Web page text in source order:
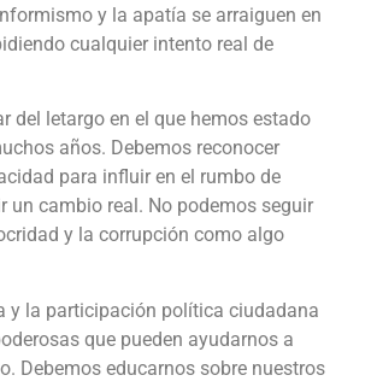
y la apatía se arraiguen en
cualquier intento real de
del letargo en el que hemos estado
años. Debemos reconocer
para influir en el rumbo de
un cambio real. No podemos seguir
y la corrupción como algo
y la participación política ciudadana
que pueden ayudarnos a
Debemos educarnos sobre nuestros